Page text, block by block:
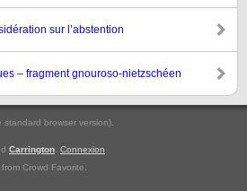
sur l’abstention
– fragment gnouroso-nietzschéen
standard browser version).
Carrington Connexion
Crowd Favorite.